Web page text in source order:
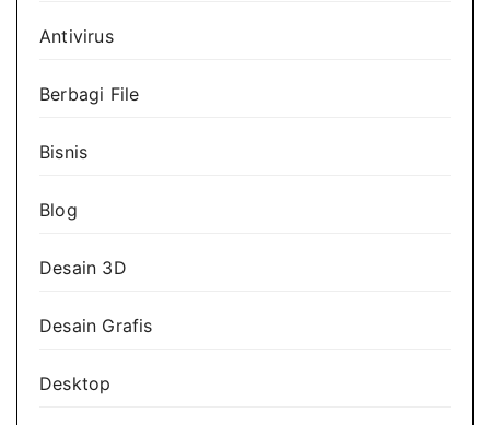
Antivirus
Berbagi File
Bisnis
Blog
Desain 3D
Desain Grafis
Desktop